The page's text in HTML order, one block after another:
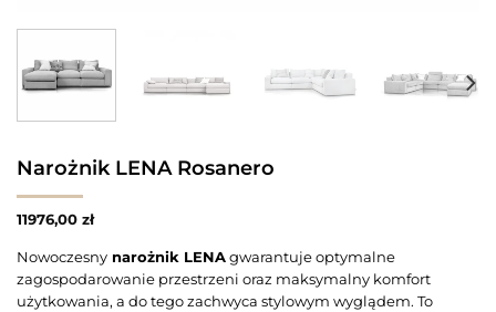
Narożnik LENA Rosanero
11976,00 zł
Nowoczesny narożnik LENAgwarantuje optymalne
zagospodarowanie przestrzeni oraz maksymalny komfort
użytkowania, a do tego zachwyca stylowym wyglądem. To